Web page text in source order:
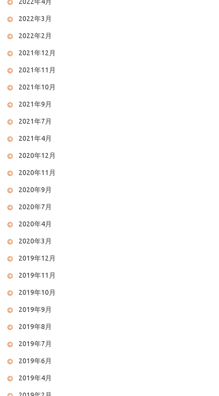
2022年3月
2022年2月
2021年12月
2021年11月
2021年10月
2021年9月
2021年7月
2021年4月
2020年12月
2020年11月
2020年9月
2020年7月
2020年4月
2020年3月
2019年12月
2019年11月
2019年10月
2019年9月
2019年8月
2019年7月
2019年6月
2019年4月